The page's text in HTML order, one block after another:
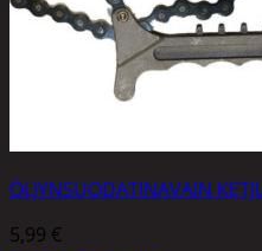
ÖLJYNSUODATINAVAIN
5,99 €